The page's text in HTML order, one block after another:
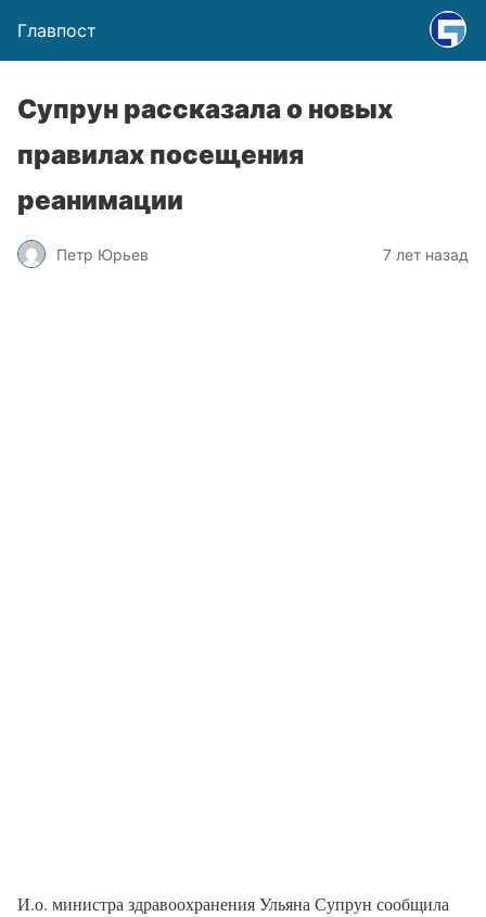
Главпост
Супрун рассказала о новых
правилах посещения
реанимации
Петр Юрьев 7 лет назад
И.о. министра здравоохранения Ульяна Супрун сообщила